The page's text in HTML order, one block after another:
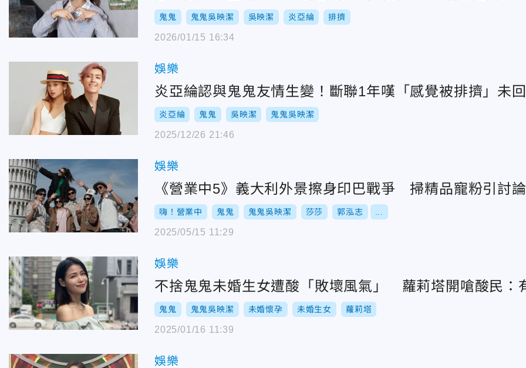
鬼鬼 鬼鬼吳映潔 吳映潔 炎亞綸 排擠
2026/01/15 16:34
娛樂
炎亞綸認與鬼鬼友情生變！斷聯1年嘆「感覺被排擠」未
炎亞綸 鬼鬼 吳映潔 鬼鬼吳映潔
2025/12/26 21:46
娛樂
《營業中5》義大利外景擦身印巴戰爭 掃精品寵粉引討論
嗨！營業中 鬼鬼 鬼鬼吳映潔 莎莎 郭泓志
2025/05/15 11:29
娛樂
不捨鬼鬼未婚生女遭酸「敗壞風氣」 蘿莉塔開嗆酸民：
鬼鬼 鬼鬼吳映潔 未婚懷孕 未婚生女 蘿莉塔
2025/01/16 11:39
娛樂